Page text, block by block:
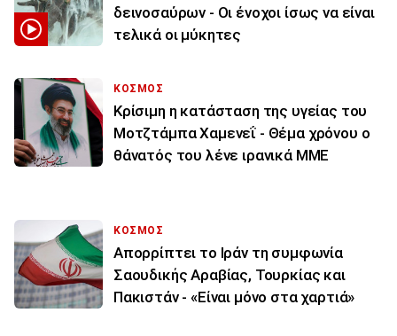
δεινοσαύρων - Οι ένοχοι ίσως να είναι
τελικά οι μύκητες
ΚΟΣΜΟΣ
Κρίσιμη η κατάσταση της υγείας του
Μοτζτάμπα Χαμενεΐ - Θέμα χρόνου ο
θάνατός του λένε ιρανικά ΜΜΕ
ΚΟΣΜΟΣ
Απορρίπτει το Ιράν τη συμφωνία
Σαουδικής Αραβίας, Τουρκίας και
Πακιστάν - «Είναι μόνο στα χαρτιά»